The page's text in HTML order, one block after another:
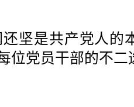
还坚是共产党人的
位党员干部的不二